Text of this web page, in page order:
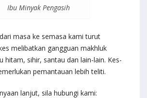
Ibu Minyak Pengasih
masa ke semasa kami turut
melibatkan gangguan makhluk
hitam, sihir, santau dan lain-lain. Kes-
pemantauan lebih teliti.
lanjut, sila hubungi kami: